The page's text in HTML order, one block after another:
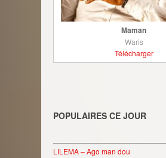
Maman
Waris
Télécharger
POPULAIRES CE JOUR
LILEMA – Ago man dou